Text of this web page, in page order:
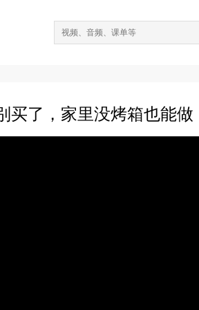
买了，家里没烤箱也能